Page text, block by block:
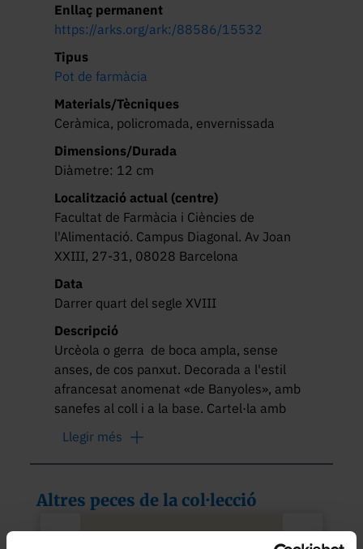
Enllaç permanent
https://arks.org/ark:/88586/15532
Tipus
Pot de farmàcia
Materials/Tècniques
Ceràmica, policromada, envernissada
Dimensions/Durada
Diàmetre: 12 cm
Localització actual (centre)
Facultat de Farmàcia i Ciències de
l'Alimentació. Campus Diagonal. Av Joan
XXIII, 27-31, 08028 Barcelona
Data
Darrer quart del segle XVIII
Descripció
Urcèola o gerra  de boca ampla, sense
anses, de cos panxut. Decorada a l'estil
afrancesat anomenat «de Banyoles», amb
sanefes al coll i a la base. Cartel·la amb
forma d'orla que diu «Flor Papav. Rub».
Ús: professional, per conservar-hi
Llegir més
Altres peces de la col·lecció